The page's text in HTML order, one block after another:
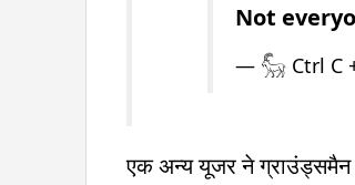
Not
— 𓃵 Ctrl C +
एक अन्य यूजर ने